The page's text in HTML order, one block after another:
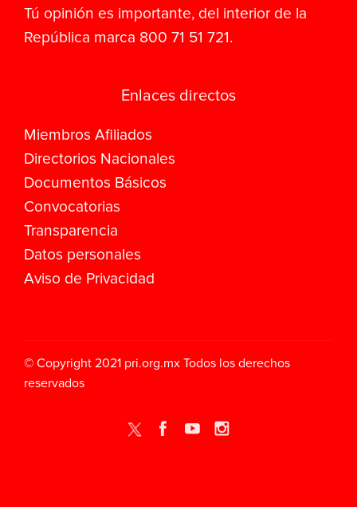
Tú opinión es importante, del interior de la
República marca 800 71 51 721.
Enlaces directos
Miembros Afiliados
Directorios Nacionales
Documentos Básicos
Convocatorias
Transparencia
Datos personales
Aviso de Privacidad
© Copyright 2021 pri.org.mx Todos los derechos
reservados